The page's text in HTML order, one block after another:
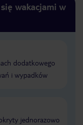
wakacjami w
dodatkowego
i wypadków
jednorazowo